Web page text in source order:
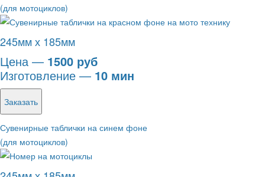
(для мотоциклов)
245мм х 185мм
Цена — 1500 руб
Изготовление — 10 мин
Заказать
Сувенирные таблички на синем фоне
(для мотоциклов)